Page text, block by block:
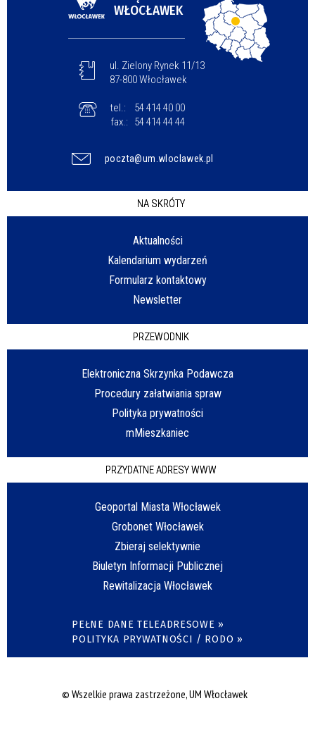
WŁOCŁAWEK
ul. Zielony Rynek 11/13
87-800 Włocławek
tel.:
54 414 40 00
fax.:
54 414 44 44
poczta@um.wloclawek.pl
NA SKRÓTY
Aktualności
Kalendarium wydarzeń
Formularz kontaktowy
Newsletter
PRZEWODNIK
Elektroniczna Skrzynka Podawcza
Procedury załatwiania spraw
Polityka prywatności
mMieszkaniec
PRZYDATNE ADRESY WWW
Geoportal Miasta Włocławek
Grobonet Włocławek
Zbieraj selektywnie
Biuletyn Informacji Publicznej
Rewitalizacja Włocławek
PEŁNE DANE TELEADRESOWE »
POLITYKA PRYWATNOŚCI / RODO »
© Wszelkie prawa zastrzeżone, UM Włocławek